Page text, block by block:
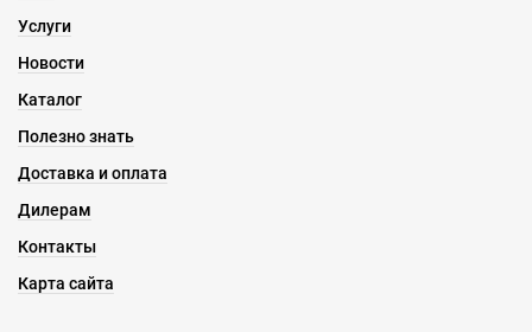
Услуги
Новости
Каталог
Полезно знать
Доставка и оплата
Дилерам
Контакты
Карта сайта